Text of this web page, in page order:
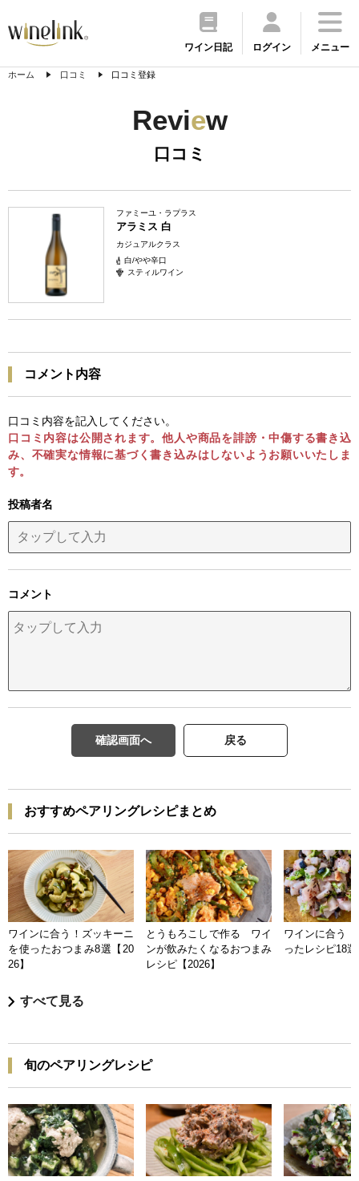
ワイン日記 ログイン メニュー
ホーム 口コミ 口コミ登録
Review
口コミ
ファミーユ・ラプラス
アラミス 白
カジュアルクラス
白/やや辛口
スティルワイン
コメント内容
口コミ内容を記入してください。
口コミ内容は公開されます。他人や商品を誹謗・中傷する書き込
み、不確実な情報に基づく書き込みはしないようお願いいたしま
す。
投稿者名
コメント
確認画面へ 戻る
おすすめペアリングレシピまとめ
ワインに合う！ズッキーニ
を使ったおつまみ8選【20
26】
とうもろこしで作る ワイ
ンが飲みたくなるおつまみ
レシピ【2026】
ワインに合う
ったレシピ18
すべて見る
旬のペアリングレシピ